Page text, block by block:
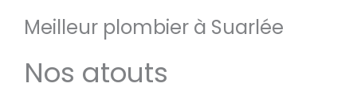
Meilleur plombier à Suarlée
Nos atouts